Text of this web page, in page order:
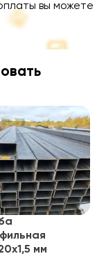
вы можете
мм